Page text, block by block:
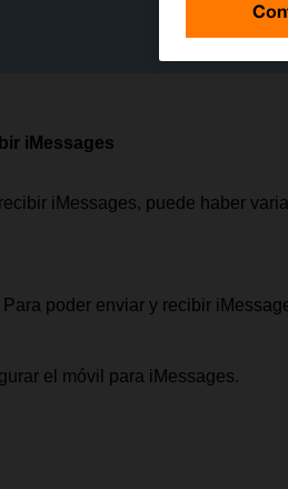
iMessages
iMessages, puede haber
Para poder enviar y recibir
el móvil para iMessages.